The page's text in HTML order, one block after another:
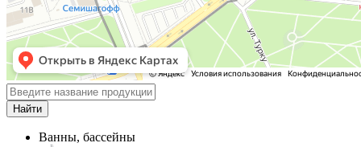
Ванны, бассейны